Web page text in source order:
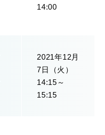
14:00
2021年12月
7日（火）
14:15～
15:15